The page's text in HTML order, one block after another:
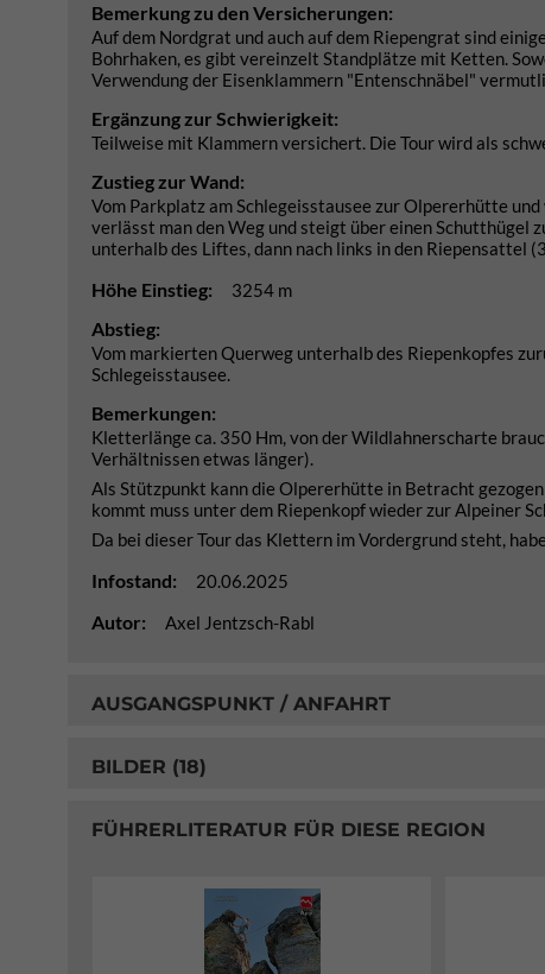
Bemerkung zu den Versicherungen:
Auf dem Nordgrat und auch auf dem Riepengrat sind
Bohrhaken, es gibt vereinzelt Standplätze mit Ketten.
Verwendung der Eisenklammern "Entenschnäbel"
Ergänzung zur Schwierigkeit:
Teilweise mit Klammern versichert. Die Tour wird als
Zustieg zur Wand:
Vom Parkplatz am Schlegeisstausee zur Olpererhütte
verlässt man den Weg und steigt über einen
unterhalb des Liftes, dann nach links in den
Höhe Einstieg: 3254 m
Abstieg:
Vom markierten Querweg unterhalb des Riepenkopfes
Schlegeisstausee.
Bemerkungen:
Kletterlänge ca. 350 Hm, von der Wildlahnerscharte
Verhältnissen etwas länger).
Als Stützpunkt kann die Olpererhütte in Betracht
kommt muss unter dem Riepenkopf wieder zur Alpeiner
Da bei dieser Tour das Klettern im Vordergrund steht,
Infostand: 20.06.2025
Autor: Axel Jentzsch-Rabl
AUSGANGSPUNKT / ANFAHRT
BILDER (18)
FÜHRERLITERATUR FÜR DIESE REGION